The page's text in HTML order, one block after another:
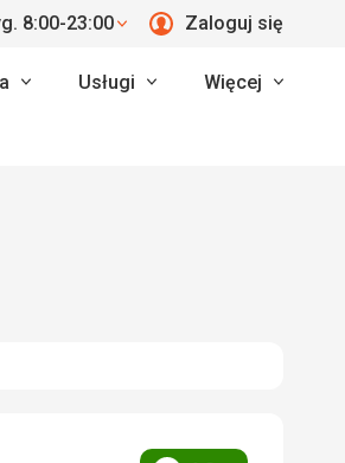
8:00-23:00 Zaloguj się
Usługi Więcej